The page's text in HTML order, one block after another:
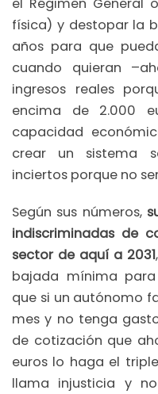
física) y destopar la
años para que
cuando quieran
ingresos reales
encima de 2.000
capacidad
crear un sistema
inciertos porque no
Según sus números,
indiscriminadas de
sector de aquí a 2031
bajada mínima
que si un autónomo
mes y no tenga
de cotización que
euros lo haga el
llama injusticia y